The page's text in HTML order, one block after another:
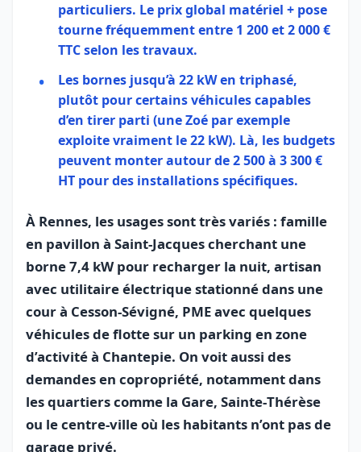
particuliers. Le prix global matériel + pose
tourne fréquemment entre 1 200 et 2 000 €
TTC selon les travaux.
Les bornes jusqu’à 22 kWen triphasé,
plutôt pour certains véhicules capables
d’en tirer parti (une Zoé par exemple
exploite vraiment le 22 kW). Là, les budgets
peuvent monter autour de 2 500 à 3 300 €
HT pour des installations spécifiques.
À Rennes, les usages sont très variés : famille
en pavillon à Saint‑Jacques cherchant une
borne 7,4 kW pour recharger la nuit, artisan
avec utilitaire électrique stationné dans une
cour à Cesson‑Sévigné, PME avec quelques
véhicules de flotte sur un parking en zone
d’activité à Chantepie. On voit aussi des
demandes en copropriété, notamment dans
les quartiers comme la Gare, Sainte‑Thérèse
ou le centre‑ville où les habitants n’ont pas de
garage privé.